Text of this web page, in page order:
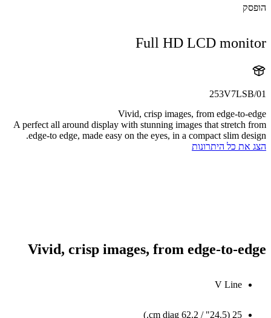
Full HD LCD
Vivid, crisp images, from edge-to-
A perfect all around display with stunning images that stretch
edge-to edge, made easy on the eyes, in a compact slim
כל היתרונות
Vivid, crisp images, from edge-to-
V Line